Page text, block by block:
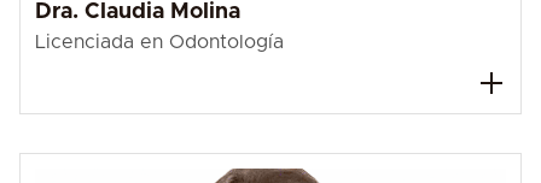
Dra. Claudia Molina
Licenciada en Odontología